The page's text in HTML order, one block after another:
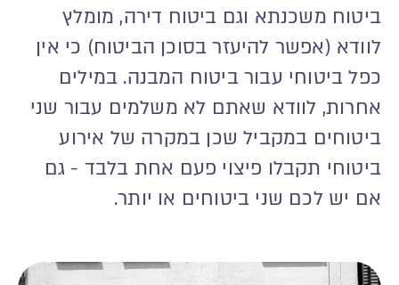
ביטוח משכנתא וגם ביטוח דירה, מומלץ
לוודא (אפשר להיעזר בסוכן הביטוח) כי אין
כפל ביטוחי עבור ביטוח המבנה. במילים
אחרות, לוודא שאתם לא משלמים עבור שני
ביטוחים במקביל שכן במקרה של אירוע
ביטוחי תקבלו פיצוי פעם אחת בלבד - גם
אם יש לכם שני ביטוחים או יותר.